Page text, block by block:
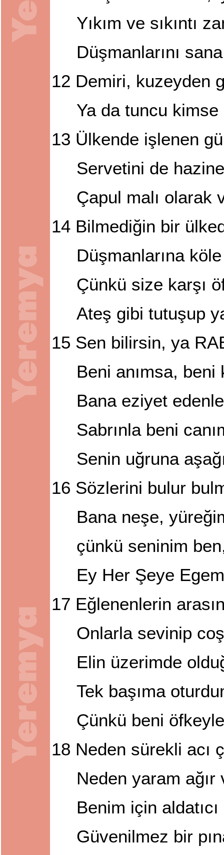
Yıkım ve sıkıntı
Düşmanlarını
12 Demiri, kuzeyden
Ya da tuncu kimse
13 Ülkende işlenen
Servetini de
Çapul malı olarak
14 Bilmediğin bir
Düşmanlarına
Çünkü size karşı
Ateş gibi tutuşup
15 Sen bilirsin, ya
Beni anımsa, beni
Bana eziyet
Sabrınla beni
Senin uğruna
16 Sözlerini bulur
Bana neşe,
çünkü seninim
Ey Her Şeye
17 Eğlenenlerin
Onlarla sevinip
Elin üzerimde
Tek başıma
Çünkü beni
18 Neden sürekli acı
Neden yaram ağır
Benim için
Güvenilmez bir